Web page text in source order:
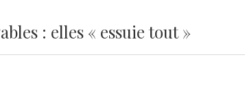
: elles « essuie tout »